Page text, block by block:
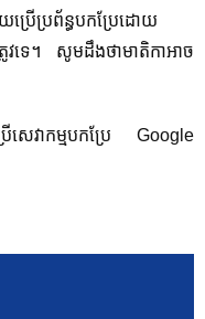
ប្រើប្រព័ន្ធបកប្រែដោយ
វទេ។ សូម​ដឹង​ថា​មាតិកា​អាច​
សេវាកម្មបកប្រែ Google